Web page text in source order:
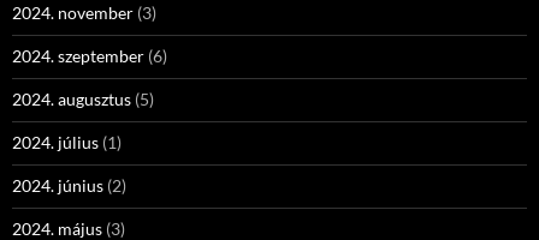
2024. november (3)
2024. szeptember (6)
2024. augusztus (5)
2024. július (1)
2024. június (2)
2024. május (3)